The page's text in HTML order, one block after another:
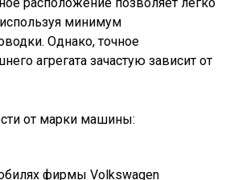
минимум
Однако, точное
агрегата зачастую зависит от
от марки машины:
фирмы Volkswagen